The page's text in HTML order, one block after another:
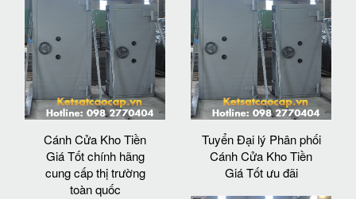
Cánh Cửa Kho Tiền
Giá Tốt chính hãng
cung cấp thị trường
toàn quốc
Tuyển Đại lý Phân phối
Cánh Cửa Kho Tiền
Giá Tốt ưu đãi